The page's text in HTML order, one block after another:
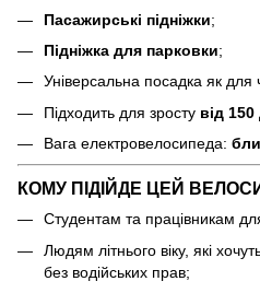
Пасажирські підніжки;
Підніжка для парковки;
Універсальна посадка як для
Підходить для зросту від
Вага електровелосипеда:
КОМУ ПІДІЙДЕ ЦЕЙ
Студентам та працівникам
Людям літнього віку, які
без водійських прав;